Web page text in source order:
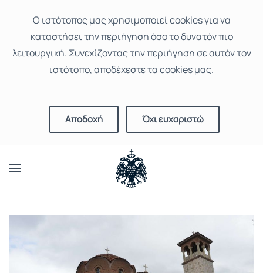
Ο ιστότοπoς μας χρησιμοποιεί cookies για να
καταστήσει την περιήγηση όσο το δυνατόν πιο
λειτουργική. Συνεχίζοντας την περιήγηση σε αυτόν τον
ιστότοπο, αποδέχεστε τα cookies μας.
Αποδοχή Όχι ευχαριστώ